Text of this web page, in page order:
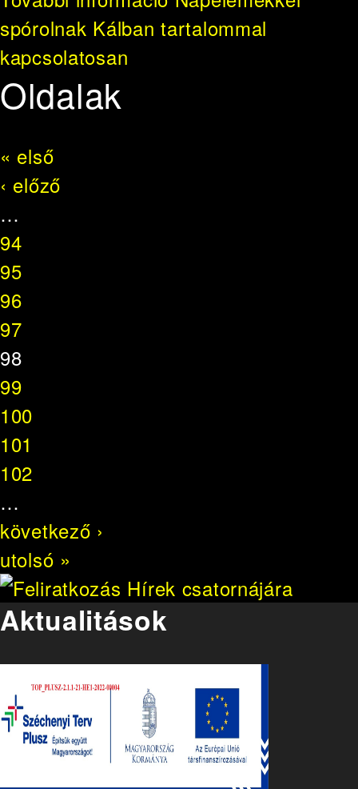
spórolnak Kálban tartalommal
kapcsolatosan
Oldalak
« első
‹ előző
…
94
95
96
97
98
99
100
101
102
…
következő ›
utolsó »
Aktualitások